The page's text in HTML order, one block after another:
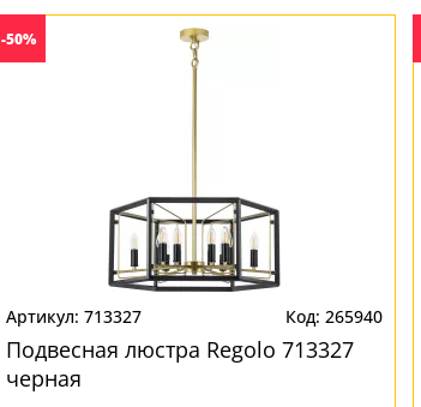
-50%
713327 265940
Подвесная люстра Regolo 713327
черная